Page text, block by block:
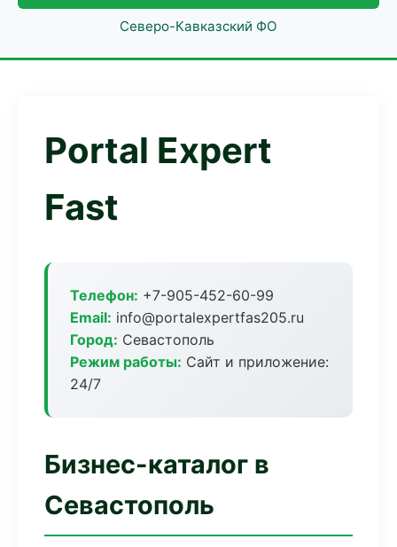
Северо-Кавказский ФО
Portal Expert
Fast
Телефон: +7-905-452-60-99
Email: info@portalexpertfas205.ru
Город: Севастополь
Режим работы: Сайт и приложение:
24/7
Бизнес-каталог в
Севастополь